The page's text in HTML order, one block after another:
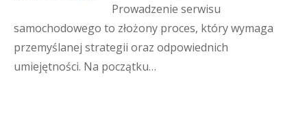
Prowadzenie serwisu
samochodowego to złożony proces, który wymaga
przemyślanej strategii oraz odpowiednich
umiejętności. Na początku…